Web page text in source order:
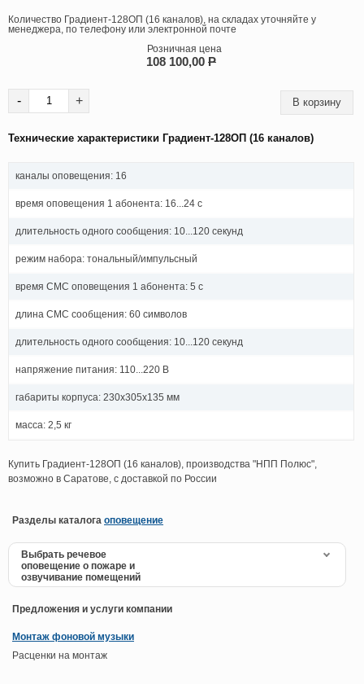
Количество Градиент-128ОП (16 каналов), на складах уточняйте у
менеджера, по телефону или электронной почте
Розничная цена
108 100,00 P
- +
Технические характеристики Градиент-128ОП (16 каналов)
каналы оповещения: 16
время оповещения 1 абонента: 16...24 с
длительность одного сообщения: 10...120 секунд
режим набора: тональный/импульсный
время СМС оповещения 1 абонента: 5 с
длина СМС сообщения: 60 символов
длительность одного сообщения: 10...120 секунд
напряжение питания: 110...220 В
габариты корпуса: 230х305х135 мм
масса: 2,5 кг
Купить Градиент-128ОП (16 каналов), производства "НПП Полюс",
возможно в Саратове, с доставкой по России
Разделы каталога оповещение
Выбрать речевое
оповещение о пожаре и
озвучивание помещений
Предложения и услуги компании
Монтаж фоновой музыки
Расценки на монтаж